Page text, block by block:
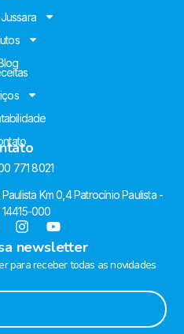
771 8021
Km 0,4 Patrocínio Paulista -
14415-000
newsletter
para receber todas as novidades